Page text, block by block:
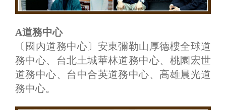
A道務中心
〔國內道務中心〕安東彌勒山厚德樓全球道
務中心、台北土城華林道務中心、桃園宏世
道務中心、台中合英道務中心、高雄晨光道
務中心。